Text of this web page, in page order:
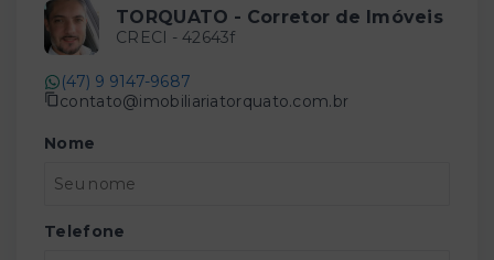
TORQUATO - Corretor de Imóveis
CRECI - 42643f
(47) 9 9147-9687
contato@imobiliariatorquato.com.br
Nome
Telefone